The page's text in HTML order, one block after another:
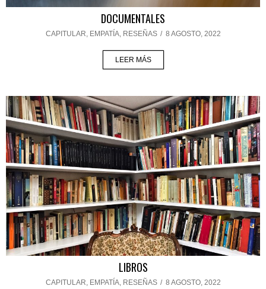
DOCUMENTALES
CAPITULAR, EMPATÍA, RESEÑAS / 8 AGOSTO, 2022
LEER MÁS
LIBROS
CAPITULAR, EMPATÍA, RESEÑAS / 8 AGOSTO, 2022